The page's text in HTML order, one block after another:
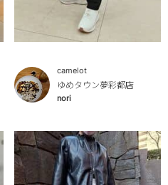
camelot
ゆめタウン夢彩都店
nori